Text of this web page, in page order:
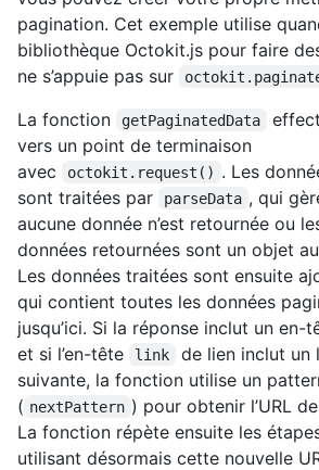
pagination. Cet exemple utilise
bibliothèque Octokit.js pour faire
ne s’appuie pas sur
La fonction
getPaginatedData
vers un point de terminaison
avec
octokit.request() . Les
sont traitées par
parseData , qui
aucune donnée n’est retournée ou
données retournées sont un objet
Les données traitées sont ensuite
qui contient toutes les données
jusqu’ici. Si la réponse inclut un en-
et si l’en-tête
link
de lien inclut un
suivante, la fonction utilise un
( nextPattern ) pour obtenir l’URL
La fonction répète ensuite les
utilisant désormais cette nouvelle